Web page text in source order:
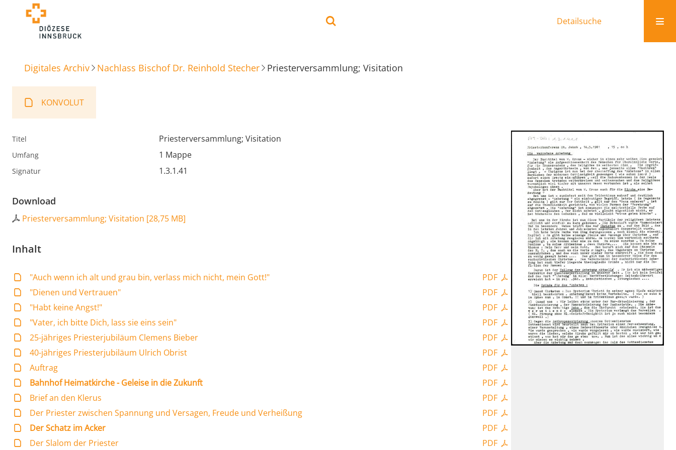
Detailsuche
Digitales Archiv Nachlass Bischof Dr. Reinhold Stecher Priesterversammlung; Visitation
KONVOLUT
Titel Priesterversammlung; Visitation
Umfang 1 Mappe
Signatur 1.3.1.41
Download
Priesterversammlung; Visitation [28,75 MB]
Inhalt
PDF
"Auch wenn ich alt und grau bin, verlass mich nicht, mein Gott!"
PDF
"Dienen und Vertrauen"
PDF
"Habt keine Angst!"
PDF
"Vater, ich bitte Dich, lass sie eins sein"
PDF
25-jähriges Priesterjubiläum Clemens Bieber
PDF
40-jähriges Priesterjubiläum Ulrich Obrist
PDF
Auftrag
PDF
Bahnhof Heimatkirche - Geleise in die Zukunft
PDF
Brief an den Klerus
PDF
Der Priester zwischen Spannung und Versagen, Freude und Verheißung
PDF
Der Schatz im Acker
PDF
Der Slalom der Priester